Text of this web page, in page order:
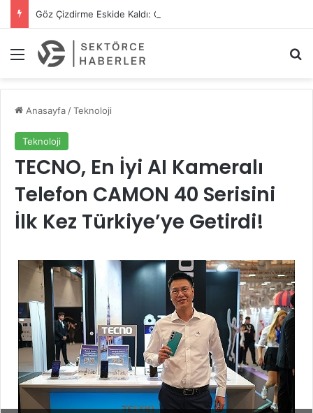
Menü
Anasayfa/Teknoloji
Teknoloji
TECNO, En İyi AI Kameralı
Telefon CAMON 40 Serisini
İlk Kez Türkiye’ye Getirdi!